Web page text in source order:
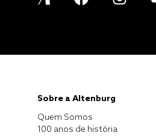
Sobre a Altenburg
Quem Somos
100 anos de história